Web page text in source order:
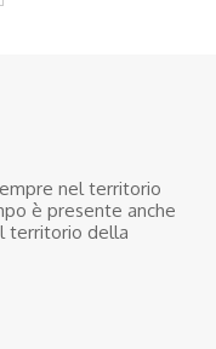
nel territorio
è presente anche
territorio della